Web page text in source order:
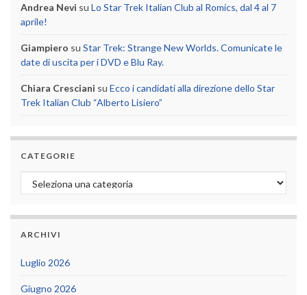
Andrea Nevi su Lo Star Trek Italian Club al Romics, dal 4 al 7
aprile!
Giampiero su Star Trek: Strange New Worlds. Comunicate le
date di uscita per i DVD e Blu Ray.
Chiara Cresciani su Ecco i candidati alla direzione dello Star
Trek Italian Club “Alberto Lisiero”
CATEGORIE
Categorie
ARCHIVI
Luglio 2026
Giugno 2026